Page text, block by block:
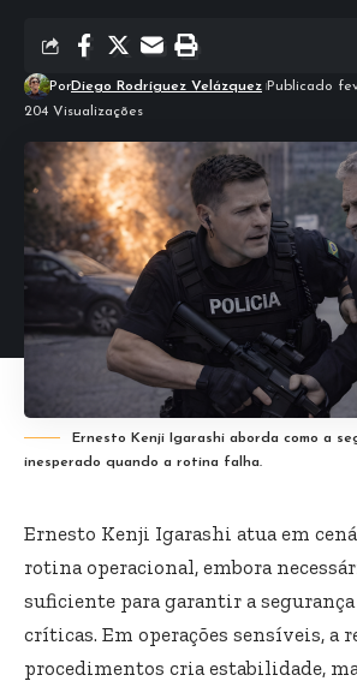
PorDiego Rodríguez Velázquez Publicado
204 Visualizações
Ernesto Kenji Igarashi aborda como a
inesperado quando a rotina falha.
Ernesto Kenji Igarashi atua em
rotina operacional, embora
suficiente para garantir a
críticas. Em operações sensíveis, a
procedimentos cria estabilidade,